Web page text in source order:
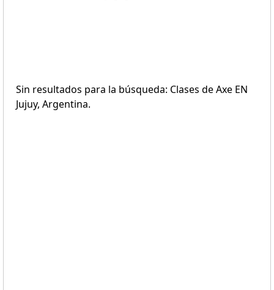
Sin resultados para la búsqueda: Clases de Axe EN
Jujuy, Argentina.